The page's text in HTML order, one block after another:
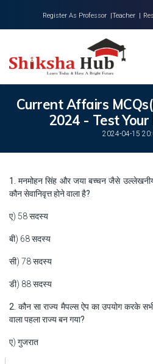
Register As Professor |Teacher |
About Us
Universities
Colleges
Research
Blog
Current Affairs
2024 - Test
2024-04-15
1. मनमोहन सिंह और जया बच्चन जैसे
कौन सेवानिवृत्त होने वाला है?
ए) 58 सदस्य
बी) 68 सदस्य
सी) 78 सदस्य
डी) 88 सदस्य
2. कौन सा राज्य मैपल्स ऐप का उपयोग करके
वाला पहला राज्य बन गया?
ए) गुजरात